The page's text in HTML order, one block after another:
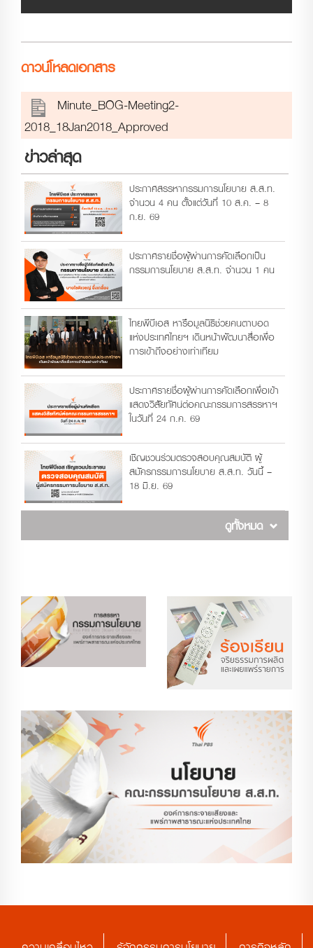
ดาวน์โหลดเอกสาร
Minute_BOG-Meeting2-
2018_18Jan2018_Approved
ข่าวล่าสุด
ประกาศสรรหากรรมการนโยบาย ส.ส.ท.
จำนวน 4 คน ตั้งแต่วันที่ 10 ส.ค. – 8
ก.ย. 69
ประกาศรายชื่อผู้ผ่านการคัดเลือกเป็น
กรรมการนโยบาย ส.ส.ท. จำนวน 1 คน
ไทยพีบีเอส หารือมูลนิธิช่วยคนตาบอด
แห่งประเทศไทยฯ เดินหน้าพัฒนาสื่อเพื่อ
การเข้าถึงอย่างเท่าเทียม
ประกาศรายชื่อผู้ผ่านการคัดเลือกเพื่อเข้า
แสดงวิสัยทัศน์ต่อคณะกรรมการสรรหาฯ
ในวันที่ 24 ก.ค. 69
เชิญชวนร่วมตรวจสอบคุณสมบัติ ผู้
สมัครกรรมการนโยบาย ส.ส.ท. วันนี้ –
18 มิ.ย. 69
ดูทั้งหมด